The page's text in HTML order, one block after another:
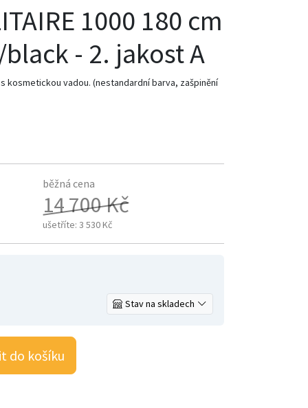
1000 180 cm
- 2. jakost A
kosmetickou vadou. (nestandardní barva, zašpinění
běžná cena
14 700 Kč
ušetříte: 3 530 Kč
Stav na skladech
do košíku